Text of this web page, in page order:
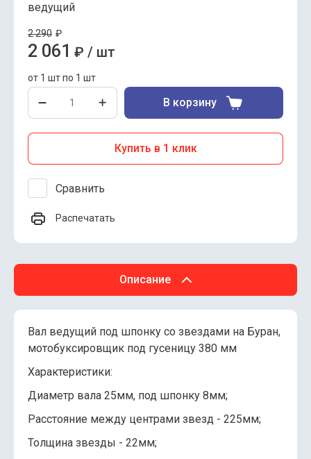
ведущий
2 290 ₽
2 061 ₽ / шт
от 1 шт по 1 шт
В корзину
Купить в 1 клик
Сравнить
Распечатать
Описание
Вал ведущий под шпонку со звездами на Буран,
мотобуксировщик под гусеницу 380 мм
Характеристики:
Диаметр вала 25мм, под шпонку 8мм;
Расстояние между центрами звезд - 225мм;
Толщина звезды - 22мм;